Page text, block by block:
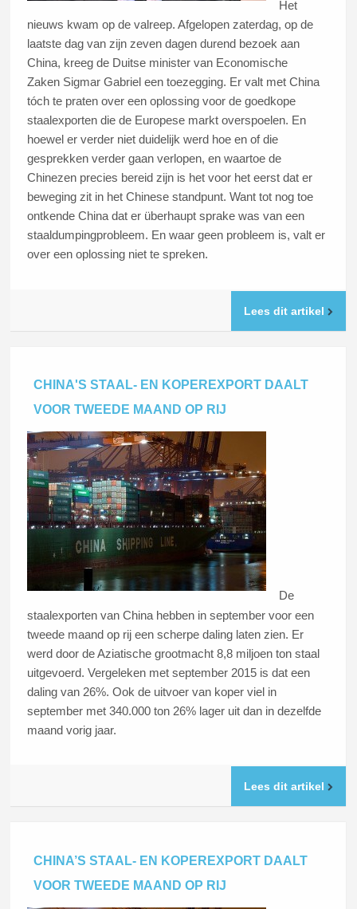
Het
nieuws kwam op de valreep. Afgelopen zaterdag, op de
laatste dag van zijn zeven dagen durend bezoek aan
China, kreeg de Duitse minister van Economische
Zaken Sigmar Gabriel een toezegging. Er valt met China
tóch te praten over een oplossing voor de goedkope
staalexporten die de Europese markt overspoelen. En
hoewel er verder niet duidelijk werd hoe en of die
gesprekken verder gaan verlopen, en waartoe de
Chinezen precies bereid zijn is het voor het eerst dat er
beweging zit in het Chinese standpunt. Want tot nog toe
ontkende China dat er überhaupt sprake was van een
staaldumpingprobleem. En waar geen probleem is, valt er
over een oplossing niet te spreken.
Lees dit artikel
CHINA'S STAAL- EN KOPEREXPORT DAALT
VOOR TWEEDE MAAND OP RIJ
De
staalexporten van China hebben in september voor een
tweede maand op rij een scherpe daling laten zien. Er
werd door de Aziatische grootmacht 8,8 miljoen ton staal
uitgevoerd. Vergeleken met september 2015 is dat een
daling van 26%. Ook de uitvoer van koper viel in
september met 340.000 ton 26% lager uit dan in dezelfde
maand vorig jaar.
Lees dit artikel
CHINA’S STAAL- EN KOPEREXPORT DAALT
VOOR TWEEDE MAAND OP RIJ